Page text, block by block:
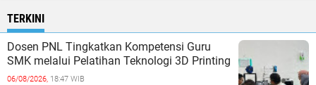
TERKINI
Dosen PNL Tingkatkan Kompetensi Guru
SMK melalui Pelatihan Teknologi 3D Printing
06/08/2026, 18:47 WIB